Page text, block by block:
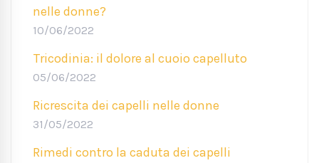
nelle donne?
10/06/2022
Tricodinia: il dolore al cuoio capelluto
05/06/2022
Ricrescita dei capelli nelle donne
31/05/2022
Rimedi contro la caduta dei capelli